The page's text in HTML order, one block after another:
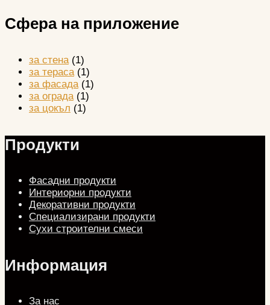
Сфера на приложение
за стена (1)
за тераса (1)
за фасада (1)
за ограда (1)
за цокъл (1)
Продукти
Фасадни продукти
Интериорни продукти
Декоративни продукти
Специализирани продукти
Сухи строителни смеси
Информация
За нас